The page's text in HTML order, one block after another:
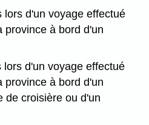
lors d'un voyage effectué
province à bord d'un
lors d'un voyage effectué
province à bord d'un
de croisière ou d'un